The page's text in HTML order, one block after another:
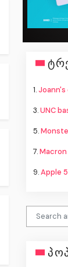
1.
3.UNC
5.Monster
7.Macron
9.Apple 500